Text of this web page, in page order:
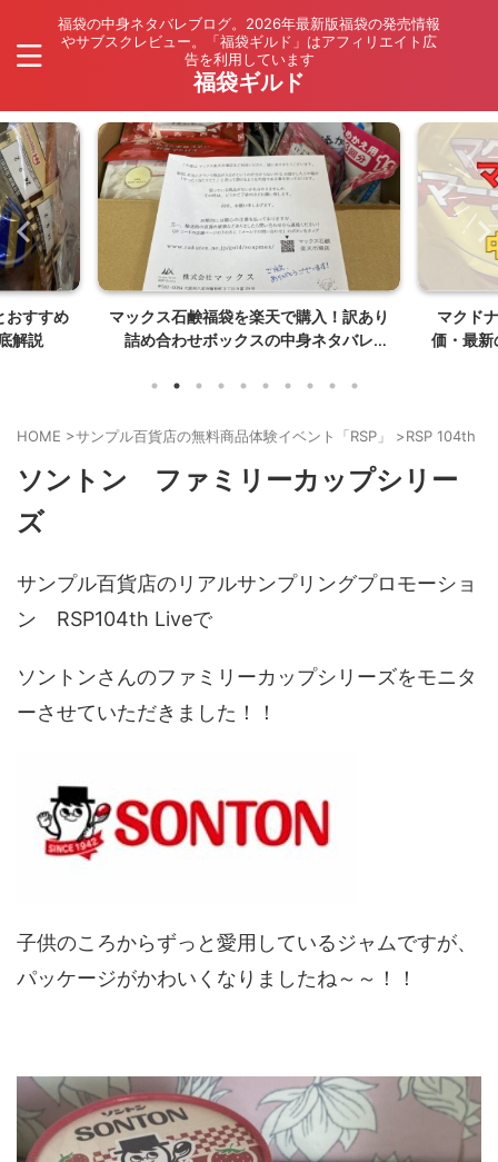
福袋の中身ネタバレブログ。2026年最新版福袋の発売情報
やサブスクレビュー。「福袋ギルド」はアフィリエイト広
告を利用しています
福袋ギルド
！訳あり
バレ
マクドナルドの福袋中身ネタバレ・評
価・最新のマック福袋情報【2026年夏
【2026
ネタバレ
HOME >サンプル百貨店の無料商品体験イベント「RSP」 >RSP 104th
ソントン ファミリーカップシリー
ズ
サンプル百貨店のリアルサンプリングプロモーショ
ン RSP104th Liveで
ソントンさんのファミリーカップシリーズをモニタ
ーさせていただきました！！
子供のころからずっと愛用しているジャムですが、
パッケージがかわいくなりましたね～～！！